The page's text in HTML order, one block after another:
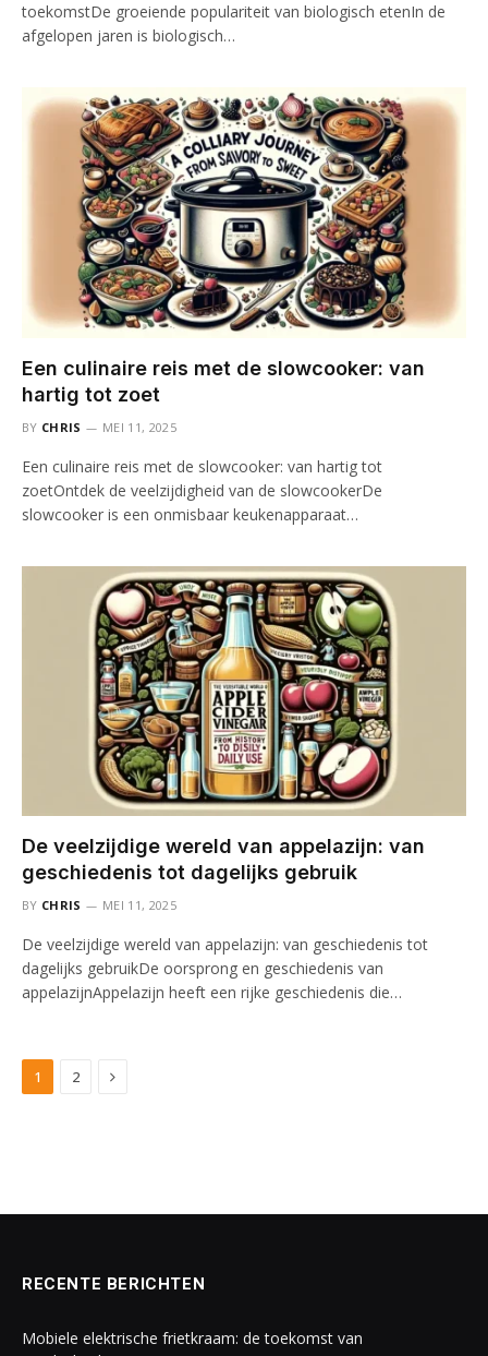
toekomstDe groeiende populariteit van biologisch etenIn de
afgelopen jaren is biologisch…
Een culinaire reis met de slowcooker: van
hartig tot zoet
BY CHRIS MEI 11, 2025
Een culinaire reis met de slowcooker: van hartig tot
zoetOntdek de veelzijdigheid van de slowcookerDe
slowcooker is een onmisbaar keukenapparaat…
De veelzijdige wereld van appelazijn: van
geschiedenis tot dagelijks gebruik
BY CHRIS MEI 11, 2025
De veelzijdige wereld van appelazijn: van geschiedenis tot
dagelijks gebruikDe oorsprong en geschiedenis van
appelazijnAppelazijn heeft een rijke geschiedenis die…
1 2 Next
RECENTE BERICHTEN
Mobiele elektrische frietkraam: de toekomst van